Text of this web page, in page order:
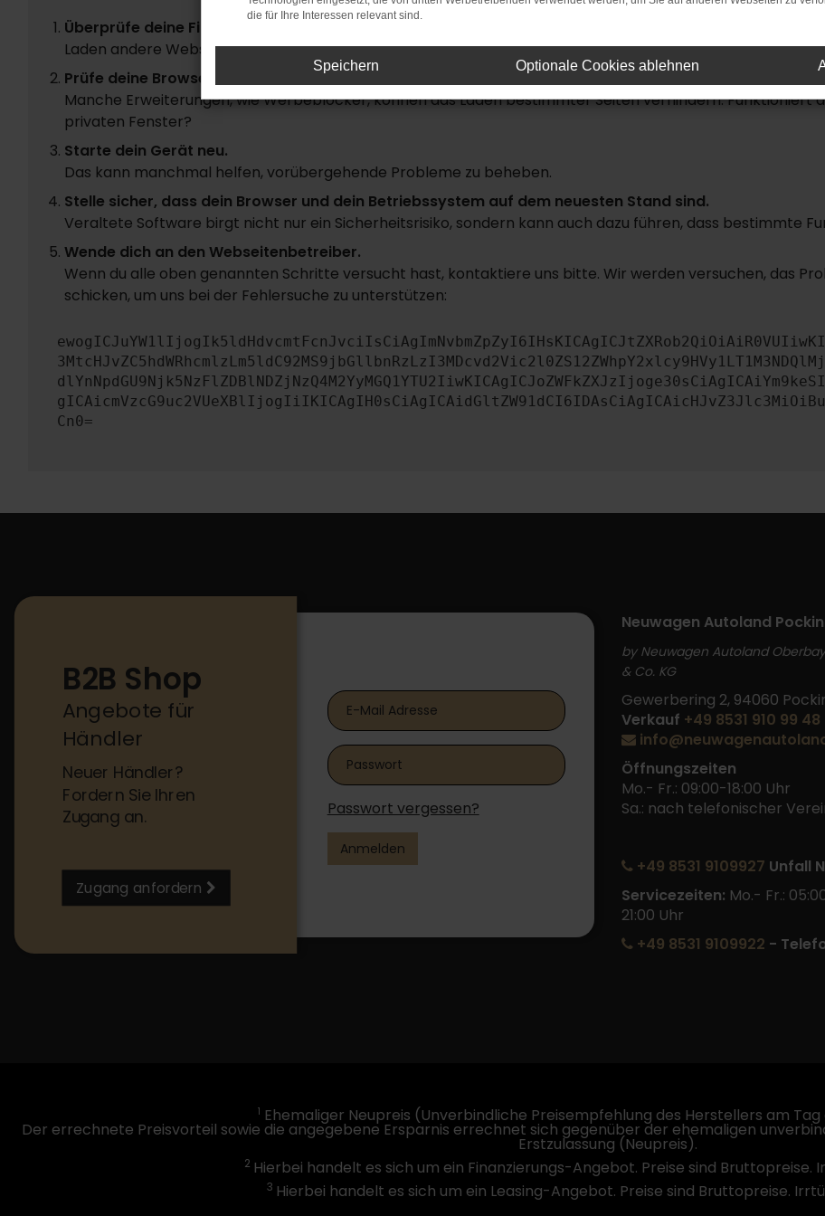
Überprüfe deine Firewall und deine Internetverbindung.
Laden andere Webseiten, zum Beispiel deine Suchmaschine?
Prüfe deine Browsererweiterungen.
Manche Erweiterungen, wie Werbeblocker, können das Laden bestimmter Seiten verhindern. Funktioniert
privaten Fenster?
Starte dein Gerät neu.
Das kann manchmal helfen, vorübergehende Probleme zu beheben.
Stelle sicher, dass dein Browser und dein Betriebssystem auf dem neuesten Stand sind.
Veraltete Software birgt nicht nur ein Sicherheitsrisiko, sondern kann auch dazu führen, dass bestimmte
Wende dich an den Webseitenbetreiber.
Wenn du alle oben genannten Schritte versucht hast, kontaktiere uns bitte. Wir werden versuchen, das
schicken, um uns bei der Fehlersuche zu unterstützen:
Cn0=
B2B Shop
Angebote für
Händler
Neuer Händler?
Fordern Sie Ihren
Zugang an.
Zugang anfordern
Passwort vergessen?
Anmelden
Neuwagen Autoland
by Neuwagen Autoland
& Co. KG
Gewerbering 2, 94060
Verkauf +49 8531 910 99 48
Öffnungszeiten
Mo.- Fr.: 09:00-18:00 Uhr
Sa.: nach telefonischer
+49 8531 9109927 Unfall
Servicezeiten: Mo.- Fr.:
21:00 Uhr
+49 8531 9109922 -
1 Ehemaliger Neupreis (Unverbindliche Preisempfehlung des Herstellers am Tag
Der errechnete Preisvorteil sowie die angegebene Ersparnis errechnet sich gegenüber der ehemaligen
Erstzulassung (Neupreis).
2 Hierbei handelt es sich um ein Finanzierungs-Angebot. Preise sind
3 Hierbei handelt es sich um ein Leasing-Angebot. Preise sind Bruttopreise.
die für Ihre Interessen relevant sind.
Speichern Optionale Cookies ablehnen